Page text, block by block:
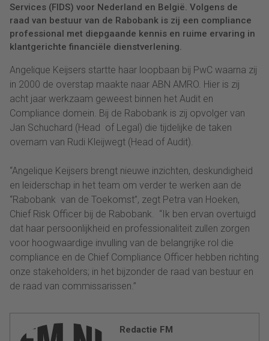
Services (FIDS) voor Nederland en België. Volgens de
raad van bestuur van de Rabobank is zij een compliance
professional met diepgaande kennis en ruime ervaring in
klantgerichte financiële dienstverlening.
Angelique Keijsers startte haar loopbaan bij PwC waarna zij
in 2000 de overstap maakte naar ABN AMRO. Hier is zij
acht jaar werkzaam geweest binnen het Audit en
Compliance domein. Bij de Rabobank is zij opvolger van
Jan Schuchard (Head of Legal) die tijdelijke de taken
overnam van Rudi Kleijwegt (Head of Audit).
“Angelique Keijsers brengt nieuwe inzichten, deskundigheid
en leiderschap in het team om verder te werken aan de
“Rabobank van de Toekomst”, zegt Petra van Hoeken,
Chief Risk Officer bij de Rabobank. “Ik ben ervan overtuigd
dat haar persoonlijkheid en professionaliteit zullen zorgen
voor hoogwaardige invulling van de belangrijke rol die
compliance en de Chief Compliance Officer hebben richting
onze stakeholders; in het bijzonder de raad van bestuur en
de raad van commissarissen.”
Redactie FM